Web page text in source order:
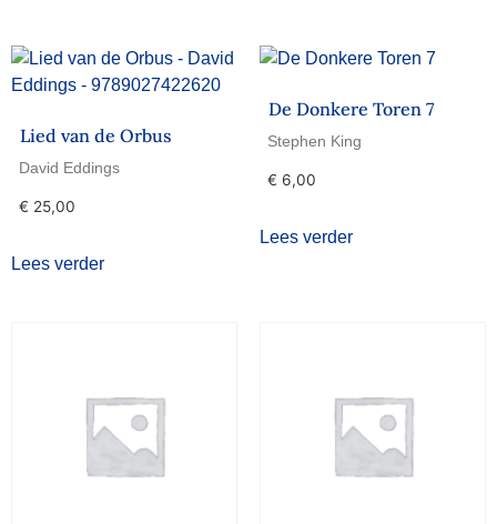
Lied van de Orbus
David Eddings
€ 25,00
Lees verder
De Donkere Toren 7
Stephen King
€ 6,00
Lees verder